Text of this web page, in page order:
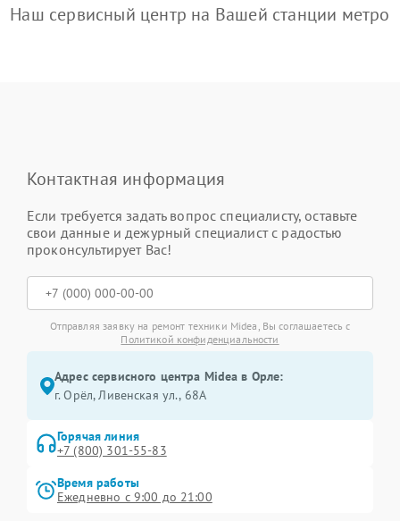
Наш сервисный центр на Вашей станции метро
Контактная информация
Если требуется задать вопрос специалисту, оставьте
свои данные и дежурный специалист с радостью
проконсультирует Вас!
Отправляя заявку на ремонт техники Midea, Вы соглашаетесь с
Политикой конфиденциальности
Адрес сервисного центра Midea в Орле:
г. Орёл, Ливенская ул., 68А
Горячая линия
+7 (800) 301-55-83
Время работы
Ежедневно с 9:00 до 21:00